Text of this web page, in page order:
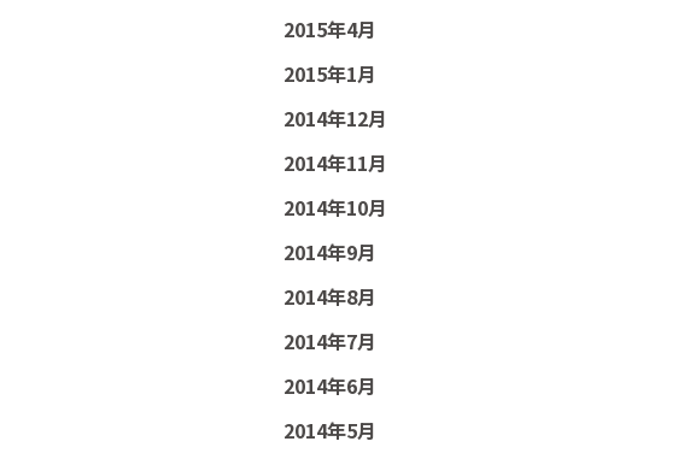
2015年4月
2015年1月
2014年12月
2014年11月
2014年10月
2014年9月
2014年8月
2014年7月
2014年6月
2014年5月